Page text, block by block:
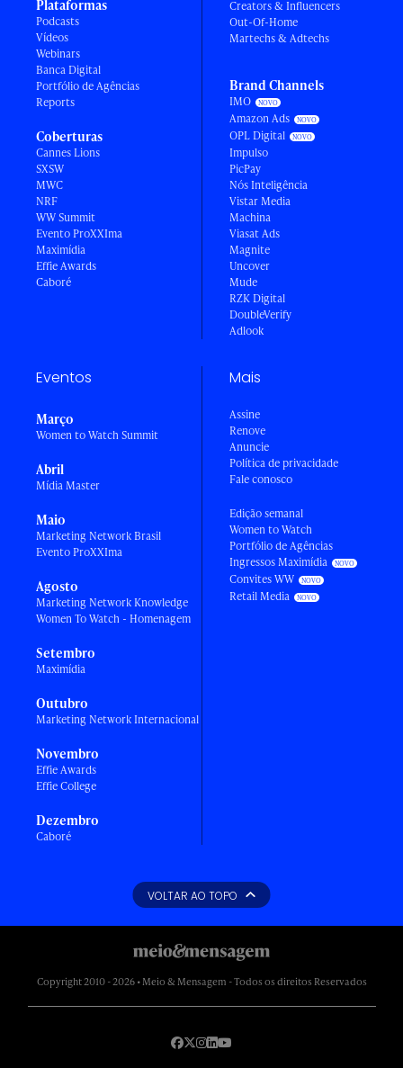
Plataformas
Podcasts
Vídeos
Webinars
Banca Digital
Portfólio de Agências
Reports
Coberturas
Cannes Lions
SXSW
MWC
NRF
WW Summit
Evento ProXXIma
Maximídia
Effie Awards
Caboré
Creators & Influencers
Out-Of-Home
Martechs & Adtechs
Brand Channels
IMO
Amazon Ads
OPL Digital
Impulso
PicPay
Nós Inteligência
Vistar Media
Machina
Viasat Ads
Magnite
Uncover
Mude
RZK Digital
DoubleVerify
Adlook
Eventos
Março
Women to Watch Summit
Abril
Mídia Master
Maio
Marketing Network Brasil
Evento ProXXIma
Agosto
Marketing Network Knowledge
Women To Watch - Homenagem
Setembro
Maximídia
Outubro
Marketing Network Internacional
Novembro
Effie Awards
Effie College
Dezembro
Caboré
Mais
Assine
Renove
Anuncie
Política de privacidade
Fale conosco
Edição semanal
Women to Watch
Portfólio de Agências
Ingressos Maximídia
Convites WW
Retail Media
VOLTAR AO TOPO
Copyright 2010 - 2026 • Meio & Mensagem - Todos os direitos Reservados